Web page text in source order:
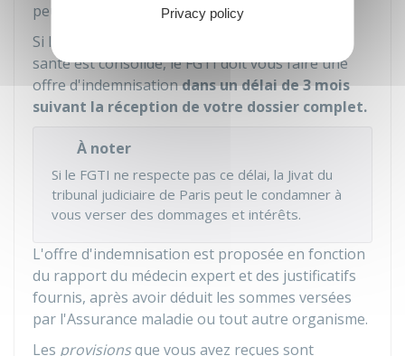
peut vous verser des provisions.
Si le médecin expert retient que votre état de
santé est consolidé, le FGTI doit vous faire une
offre d'indemnisationdans un délai de 3 mois
suivant la réception de votre dossier complet.
À noter
Si le FGTI ne respecte pas ce délai, la Jivat du
tribunal judiciaire de Paris peut le condamner à
vous verser des dommages et intérêts.
L'offre d'indemnisation est proposée en fonction
du rapport du médecin expert et des justificatifs
fournis, après avoir déduit les sommes versées
par l'Assurance maladie ou tout autre organisme.
Les provisionsque vous avez reçues sont
Privacy policy